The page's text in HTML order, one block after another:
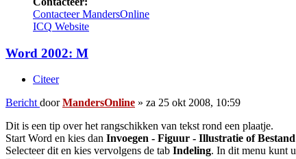
Contacteer MandersOnline
ICQ Website
Word 2002: M
Citeer
Bericht doorMandersOnline » za 25 okt 2008, 10:59
Dit is een tip over het rangschikken van tekst rond een plaatje.
Start Word en kies dan Invoegen - Figuur - Illustratie of Bestand
Selecteer dit en kies vervolgens de tab Indeling. In dit menu kunt u